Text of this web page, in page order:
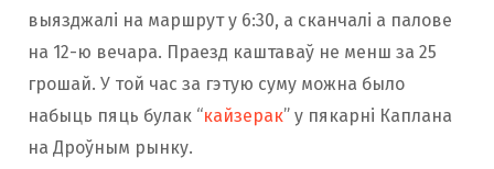
выязджалі на маршрут у 6:30, а сканчалі а палове
на 12-ю вечара. Праезд каштаваў не менш за 25
грошай. У той час за гэтую суму можна было
набыць пяць булак “кайзерак” у пякарні Каплана
на Дроўным рынку.